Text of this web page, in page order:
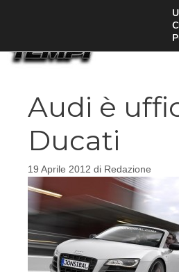
Audi è
Ducati
19 Aprile 2012 di Redazione